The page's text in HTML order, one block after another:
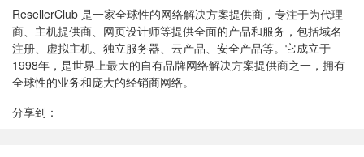
ResellerClub 是一家全球性的网络解决方案提供商，专注于为代理
商、主机提供商、网页设计师等提供全面的产品和服务，包括域名
注册、虚拟主机、独立服务器、云产品、安全产品等。它成立于
1998年，是世界上最大的自有品牌网络解决方案提供商之一，拥有
全球性的业务和庞大的经销商网络。
分享到：